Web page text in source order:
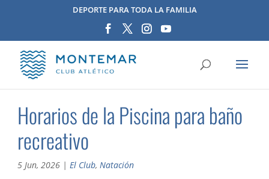
DEPORTE PARA TODA LA FAMILIA
Horarios de la Piscina para baño
recreativo
5 Jun, 2026 |El Club,Natación